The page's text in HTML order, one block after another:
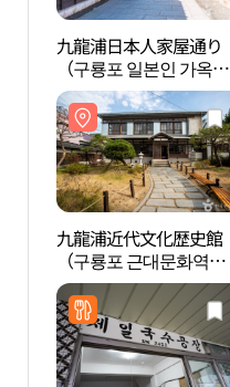
九龍浦日本人家屋通り
（구룡포 일본인 가옥거
리）
九龍浦近代文化歴史館
（구룡포 근대문화역사
관）